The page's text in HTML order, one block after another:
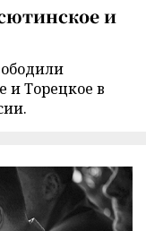
и
и Торецкое в